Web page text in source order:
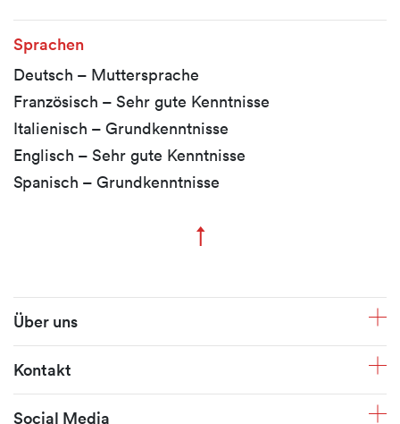
Sprachen
Deutsch – Muttersprache
Französisch – Sehr gute Kenntnisse
Italienisch – Grundkenntnisse
Englisch – Sehr gute Kenntnisse
Spanisch – Grundkenntnisse
↑Zum Seitenanfang
Fusszeile
Über uns
Kontakt
Social Media